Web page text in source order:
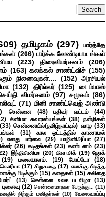
தமிழகம் (297) பார்த்தே
(266) பார்க்க வேண்டியபடங்கள்
(223) திரைவிமர்சனம்
(206)
(163) கலக்கல் சாண்ட்விச் (155)
நினைவுகள்....
(152)
அரசியல்
(132) திரில்லர் (125)
டைம்பாஸ்
விமர்சனம் (97) சமுகம் (86)
(71) மினி சாண்ட்வெஜ் அண்டு
சென்னை (48) பதிவர் வட்டம்
(44)
சினிமா சுவாரஸ்யங்கள் (38) நன்றிகள்
(33) சென்னையில்(தமிழ்நாட்டில்) வாழ (33)
(31)
கால ஓட்டத்தில் காணாமல்
எனது பார்வை (29) யாழினிஅப்பா (27)
(26) கடிதங்கள் (23) கண்டனம் (23)
இந்திசினிமா (20) கிளாசிக் (19) ஜோக்
(19) மலையாளம். (19) போட்டோ
(18)
கொரியா (17) சிறுகதை (17) எனக்கு பிடித்த
பிடிக்கும் (15) கதைகள் (15) கவிதை
(13) சென்னை உலக படவிழா
(13)
புனைவு (12) சென்னைமாநகர பேருந்து... (11)
நிற்கும் மனிதர்கள் (10) வேலைவாய்ப்பு